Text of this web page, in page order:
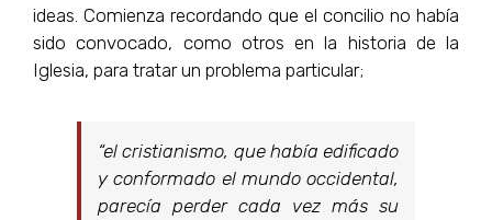
ideas. Comienza recordando que el concilio no había
sido convocado, como otros en la historia de la
Iglesia, para tratar un problema particular;
“el cristianismo, que había edificado
y conformado el mundo occidental,
parecía perder cada vez más su